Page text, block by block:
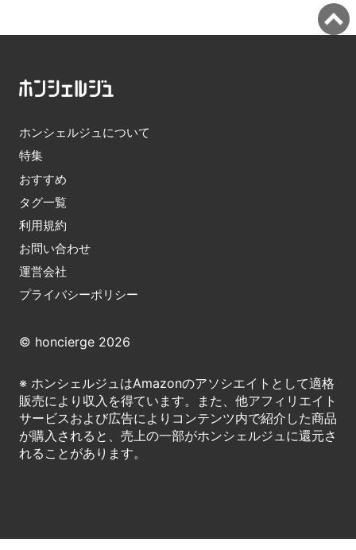
ホンシェルジュについて
特集
おすすめ
タグ一覧
利用規約
お問い合わせ
運営会社
プライバシーポリシー
© honcierge 2026
※ ホンシェルジュはAmazonのアソシエイトとして適格
販売により収入を得ています。また、他アフィリエイト
サービスおよび広告によりコンテンツ内で紹介した商品
が購入されると、売上の一部がホンシェルジュに還元さ
れることがあります。